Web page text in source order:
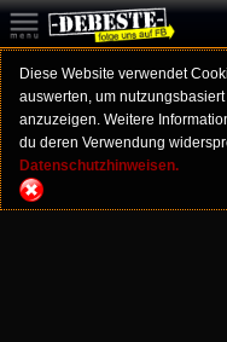
Diese Website verwendet
auswerten, um
anzuzeigen. Weitere
du deren Verwendung
Datenschutzhinweisen.